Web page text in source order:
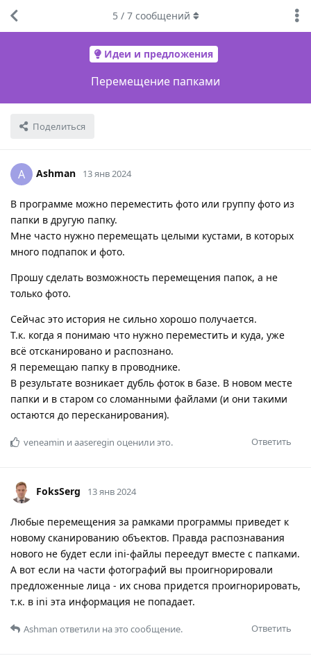
Идеи и предложения
Перемещение папками
Поделиться
5 / 7сообщений
A Ashman 13 янв 2024
В программе можно переместить фото или группу фото из
папки в другую папку.
Мне часто нужно перемещать целыми кустами, в которых
много подпапок и фото.
Прошу сделать возможность перемещения папок, а не
только фото.
Сейчас это история не сильно хорошо получается.
Т.к. когда я понимаю что нужно переместить и куда, уже
всё отсканировано и распознано.
Я перемещаю папку в проводнике.
В результате возникает дубль фоток в базе. В новом месте
папки и в старом со сломанными файлами (и они такими
остаются до пересканирования).
Ответить
veneamin иaaseregin оценили это.
FoksSerg 13 янв 2024
Любые перемещения за рамками программы приведет к
новому сканированию объектов. Правда распознавания
нового не будет если ini-файлы переедут вместе с папками.
А вот если на части фотографий вы проигнорировали
предложенные лица - их снова придется проигнорировать,
т.к. в ini эта информация не попадает.
Ответить
Ashman ответили на это сообщение.